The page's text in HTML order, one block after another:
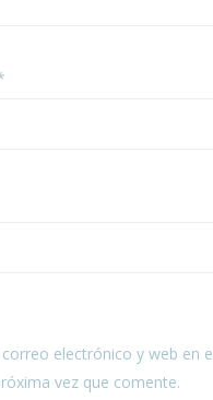
electrónico y web en
vez que comente.